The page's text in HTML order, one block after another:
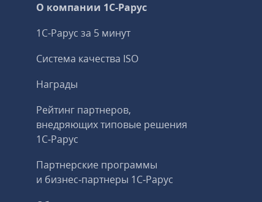
О компании 1C-Рарус
1С-Рарус за 5 минут
Система качества ISO
Награды
Рейтинг партнеров,
внедряющих типовые решения
1С‑Рарус
Партнерские программы
и бизнес‑партнеры 1С‑Рарус